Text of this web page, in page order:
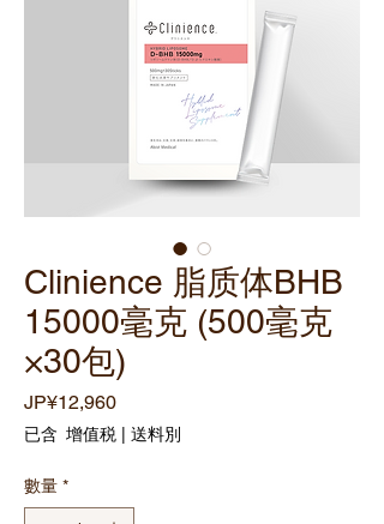
Clinience 脂质体BHB
15000毫克 (500毫克
×30包)
JP¥12,960價
格
已含 增值税 送料別
數量 *